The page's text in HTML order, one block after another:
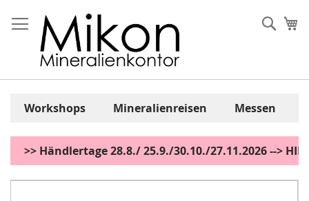
Inhalt
springen
Workshops Mineralienreisen Messen
>> Händlertage 28.8./ 25.9./30.10./27.11.2026 -->
Zum